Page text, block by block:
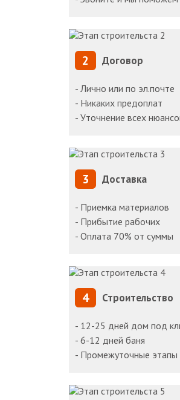
2 Договор
- Лично или по эл.почте
- Никаких предоплат
- Уточнение всех
3 Доставка
- Приемка материалов
- Прибытие рабочих
- Оплата 70% от суммы
4 Строительство
- 12-25 дней дом под
- 6-12 дней баня
- Промежуточные этапы